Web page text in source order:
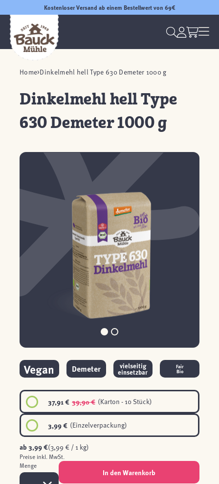
Kostenloser Versand ab einem Bestellwert von 69€
Home Dinkelmehl hell Type 630 Demeter 1000 g
Vegan Demeter vielseitig
einsetzbar
Fair
Bio
Dinkelmehl hell Type
630 Demeter 1000 g
37,91 € 39,90 € (Karton - 10 Stück)
3,99 € (Einzelverpackung)
ab3,99 €(3,99 € / 1 kg)
Preise inkl. MwSt.
Menge
In den Warenkorb